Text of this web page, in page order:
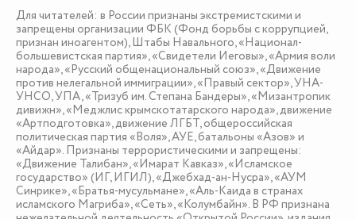
Для читателей: в России признаны экстремистскими и
запрещены организации ФБК (Фонд борьбы с коррупцией,
признан иноагентом), Штабы Навального, «Национал-
большевистская партия», «Свидетели Иеговы», «Армия воли
народа», «Русский общенациональный союз», «Движение
против нелегальной иммиграции», «Правый сектор», УНА-
УНСО, УПА, «Тризуб им. Степана Бандеры», «Мизантропик
дивижн», «Меджлис крымскотатарского народа», движение
«Артподготовка», движение ЛГБТ, общероссийская
политическая партия «Воля», АУЕ, батальоны «Азов» и
«Айдар». Признаны террористическими и запрещены:
«Движение Талибан», «Имарат Кавказ», «Исламское
государство» (ИГ, ИГИЛ), «Джебхад-ан-Нусра», «АУМ
Синрике», «Братья-мусульмане», «Аль-Каида в странах
исламского Магриба», «Сеть», «Колумбайн». В РФ признана